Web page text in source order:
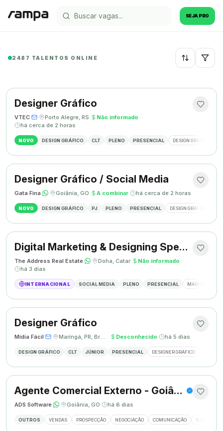
SEJA PRO
2487 TALENTOS ONLINE Recentes
Designer Gráfico
VTEC· · Porto Alegre, RS· Não informado·
há cerca de 2 horas
NOVO DESIGN GRÁFICO CLT PLENO PRESENCIAL DESIGN GRÁFICO
Designer Gráfico / Social Media
Gata Fina· · Goiânia, GO· A combinar· há cerca de 2 horas
NOVO DESIGN GRÁFICO PJ PLENO PRESENCIAL DESIGN GRÁFICO
Digital Marketing & Designing Specialist
The Address Real Estate· · Doha, Catar· Não informado·
há 3 dias
INTERNACIONAL SOCIAL MEDIA PLENO PRESENCIAL MARKETING
Designer Gráfico
Mídia Fácil· · Maringá, PR, Brasil · Desconhecido· há 5 dias
DESIGN GRÁFICO CLT JÚNIOR PRESENCIAL DESIGNER GRÁFICO
Agente Comercial Externo - Goiânia
ADS Software· · Goiânia, GO· há 6 dias
OUTROS VENDAS PROSPECÇÃO NEGOCIAÇÃO COMUNICAÇÃO VISITAS